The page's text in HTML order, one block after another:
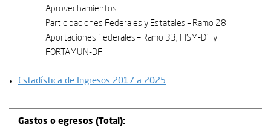
Aprovechamientos
Participaciones Federales y Estatales – Ramo 28
Aportaciones Federales – Ramo 33; FISM-DF y
FORTAMUN-DF
Estadística de Ingresos 2017 a 2025
Gastos o egresos (Total):